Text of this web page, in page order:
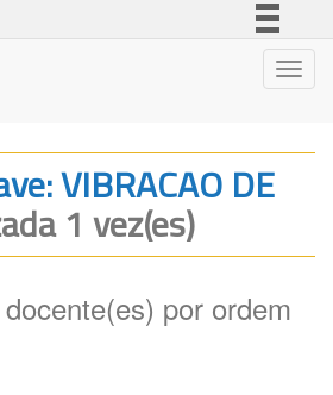
Legislação
Canais
VIBRACAO DE
1 vez(es)
por ordem